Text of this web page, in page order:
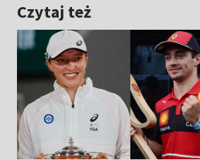
Czytaj też